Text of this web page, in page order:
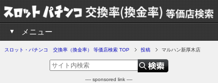
メニュー
スロット・パチンコ 交換率（換金率） 等価店検索 TOP 投稿 マルハン新厚木店
---- sponsored link ----